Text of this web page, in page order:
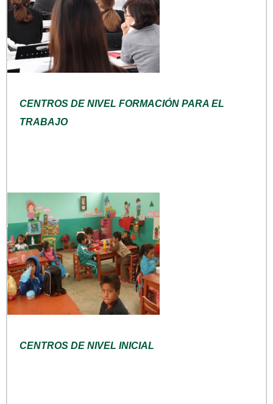
CENTROS DE NIVEL FORMACIÓN PARA EL
TRABAJO
CENTROS DE NIVEL INICIAL